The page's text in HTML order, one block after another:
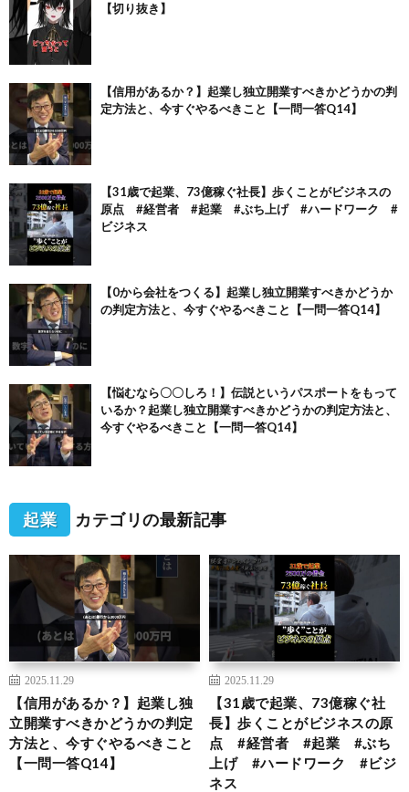
【切り抜き】
【信用があるか？】起業し独立開業すべきかどうかの判
定方法と、今すぐやるべきこと【一問一答Q14】
【31歳で起業、73億稼ぐ社長】歩くことがビジネスの
原点 #経営者 #起業 #ぶち上げ #ハードワーク #
ビジネス
【0から会社をつくる】起業し独立開業すべきかどうか
の判定方法と、今すぐやるべきこと【一問一答Q14】
【悩むなら〇〇しろ！】伝説というパスポートをもって
いるか？起業し独立開業すべきかどうかの判定方法と、
今すぐやるべきこと【一問一答Q14】
起業 カテゴリの最新記事
2025.11.29
【信用があるか？】起業し独
立開業すべきかどうかの判定
方法と、今すぐやるべきこと
【一問一答Q14】
2025.11.29
【31歳で起業、73億稼ぐ社
長】歩くことがビジネスの原
点 #経営者 #起業 #ぶち
上げ #ハードワーク #ビジ
ネス